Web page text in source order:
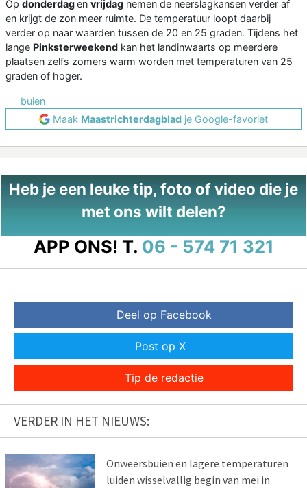
Op donderdagen vrijdag nemen de neerslagkansen verder af
en krijgt de zon meer ruimte. De temperatuur loopt daarbij
verder op naar waarden tussen de 20 en 25 graden. Tijdens het
lange Pinksterweekend kan het landinwaarts op meerdere
plaatsen zelfs zomers warm worden met temperaturen van 25
graden of hoger.
buien
Maak Maastrichterdagblad je Google-favoriet
Heb je een leuke tip, foto of video die je
met ons wilt delen?
APP ONS! T. 06 - 574 71 321
Deel op Facebook
Post op X
Tip de redactie
VERDER IN HET NIEUWS:
Onweersbuien en lagere temperaturen
luiden wisselvallig begin van mei in